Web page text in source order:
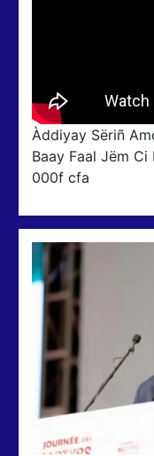
Àddiyay Sëriñ
Baay Faal Jëm
000f cfa